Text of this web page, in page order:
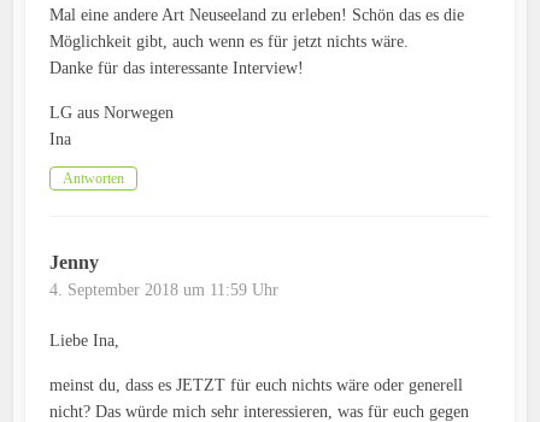
Mal eine andere Art Neuseeland zu erleben! Schön das es die
Möglichkeit gibt, auch wenn es für jetzt nichts wäre.
Danke für das interessante Interview!
LG aus Norwegen
Ina
Antworten
Jenny
4. September 2018 um 11:59 Uhr
Liebe Ina,
meinst du, dass es JETZT für euch nichts wäre oder generell
nicht? Das würde mich sehr interessieren, was für euch gegen